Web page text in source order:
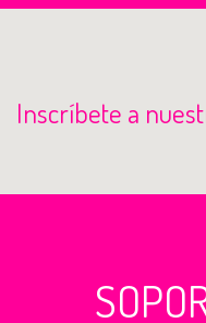
Inscríbete a